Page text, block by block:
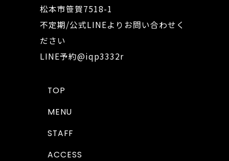
松本市笹賀7518-1
不定期/公式LINEよりお問い合わせく
ださい
LINE予約@iqp3332r
TOP
MENU
STAFF
ACCESS